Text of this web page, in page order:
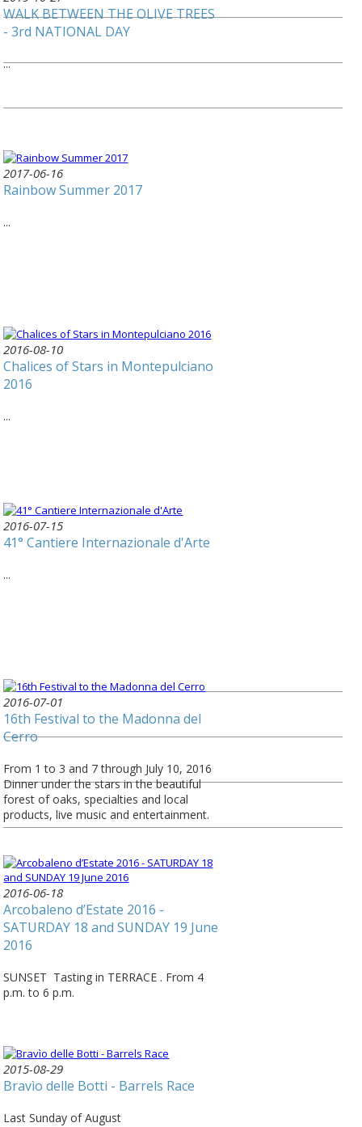
WALK BETWEEN THE OLIVE TREES
- 3rd NATIONAL DAY
...
2017-06-16
Rainbow Summer 2017
...
2016-08-10
Chalices of Stars in Montepulciano
2016
...
2016-07-15
41° Cantiere Internazionale d'Arte
...
2016-07-01
16th Festival to the Madonna del
Cerro
From 1 to 3 and 7 through July 10, 2016
Dinner under the stars in the beautiful
forest of oaks, specialties and local
products, live music and entertainment.
2016-06-18
Arcobaleno d’Estate 2016 -
SATURDAY 18 and SUNDAY 19 June
2016
SUNSET Tasting in TERRACE . From 4
p.m. to 6 p.m.
2015-08-29
Bravìo delle Botti - Barrels Race
Last Sunday of August